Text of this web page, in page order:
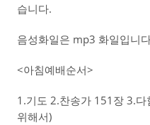
습니다.
음성화일은 mp3 화일입니
<아침예배순서>
1.기도 2.찬송가 151장 3.
위해서)